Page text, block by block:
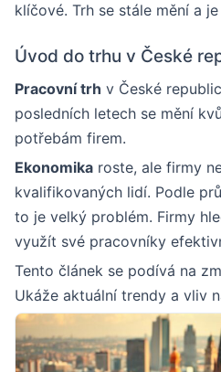
klíčové. Trh se stále mění a
Úvod do trhu v České
Pracovní trh v České
posledních letech se mění
potřebám firem.
Ekonomika roste, ale firmy
kvalifikovaných lidí. Podle
to je velký problém. Firmy
využít své pracovníky
Tento článek se podívá na
Ukáže aktuální trendy a vliv